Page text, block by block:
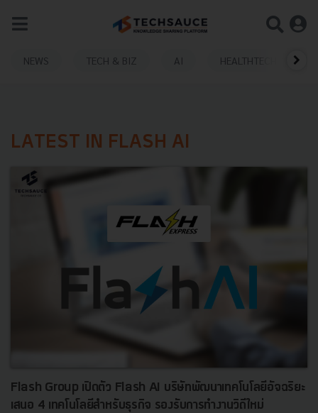
NEWS TECH & BIZ AI HEALTHTECH
LATEST IN FLASH AI
Flash Group เปิดตัว Flash AI บริษัทพัฒนาเทคโนโลยีอัจฉริยะ
เสนอ 4 เทคโนโลยีสำหรับธุรกิจ รองรับการทำงานวิถีใหม่